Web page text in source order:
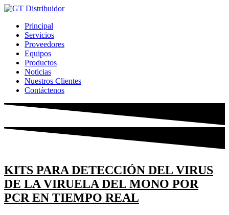
Ir
contenidoPrincipal
Servicios
Proveedores
Equipos
Productos
Noticias
Nuestros Clientes
Contáctenos
KITS PARA DETECCIÓN DEL VIRUS
DE LA VIRUELA DEL MONO POR
PCR EN TIEMPO REAL